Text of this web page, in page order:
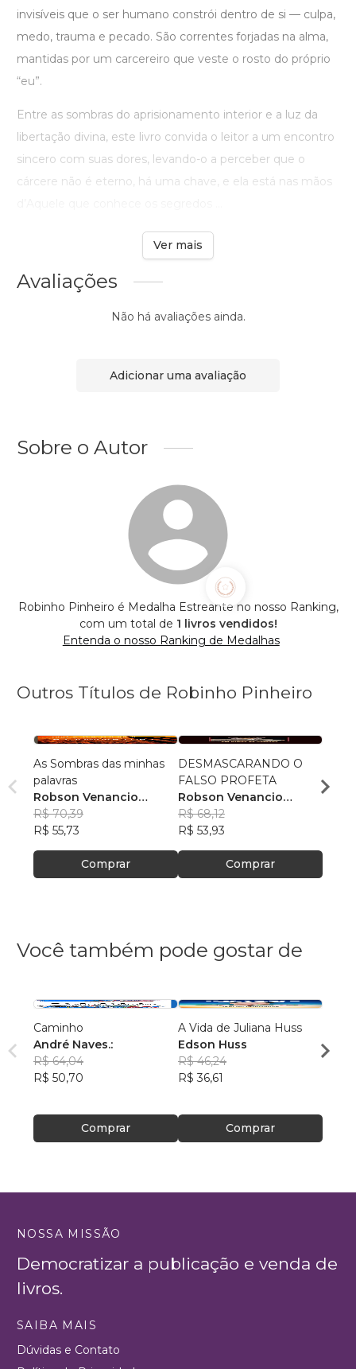
invisíveis que o ser humano constrói dentro de si — culpa,
medo, trauma e pecado. São correntes forjadas na alma,
mantidas por um carcereiro que veste o rosto do próprio
“eu”.
Entre as sombras do aprisionamento interior e a luz da
libertação divina, este livro convida o leitor a um encontro
sincero com suas dores, levando-o a perceber que o
cárcere não é eterno, há uma chave, e ela está nas mãos
Ver mais
Avaliações
Não há avaliações ainda.
Adicionar uma avaliação
Sobre o Autor
Robinho Pinheiro é Medalha Estreante no nosso Ranking,
com um total de 1 livros vendidos!
Entenda o nosso Ranking de Medalhas
Outros Títulos de Robinho Pinheiro
As Sombras das minhas
palavras
Robson Venancio
Pinheiro
R$ 70,39
R$ 55,73
Comprar
DESMASCARANDO O
FALSO PROFETA
Robson Venancio
Pinheiro
R$ 68,12
R$ 53,93
Comprar
R$
Você também pode gostar de
Caminho
André Naves.:
R$ 64,04
R$ 50,70
Comprar
A Vida de Juliana Huss
Edson Huss
R$ 46,24
R$ 36,61
Comprar
DOR
NOSSA MISSÃO
Democratizar a publicação e venda de
livros.
SAIBA MAIS
Dúvidas e Contato